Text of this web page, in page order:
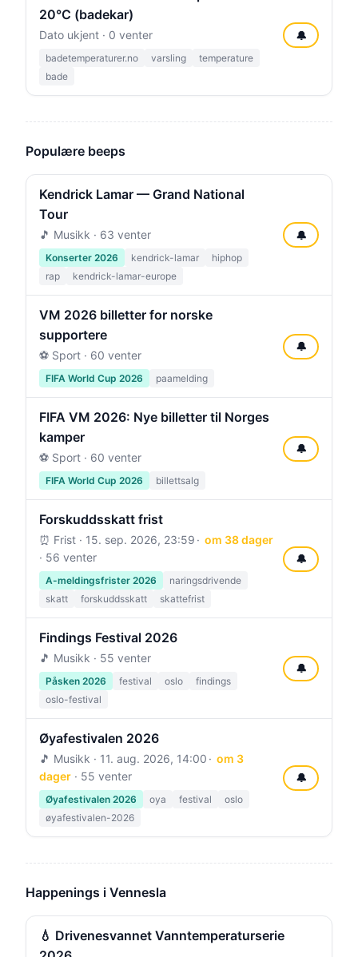
20°C (badekar)
Dato ukjent · 0 venter
badetemperaturer.no varsling
temperature
bade
🔔
Populære beeps
Kendrick Lamar — Grand National
Tour
🎵 Musikk · 63 venter
Konserter 2026 kendrick-lamar
hiphop
rap
kendrick-lamar-europe
🔔
VM 2026 billetter for norske
supportere
⚽ Sport · 60 venter
FIFA World Cup 2026 paamelding
🔔
FIFA VM 2026: Nye billetter til Norges
kamper
⚽ Sport · 60 venter
FIFA World Cup 2026 billettsalg
🔔
Forskuddsskatt frist
⏰ Frist · 15. sep. 2026, 23:59
om 38 dager
· 56 venter
A-meldingsfrister 2026
naringsdrivende
skatt
forskuddsskatt skattefrist
🔔
Findings Festival 2026
🎵 Musikk · 55 venter
Påsken 2026 festival oslo
findings
oslo-festival
🔔
Øyafestivalen 2026
🎵 Musikk · 11. aug. 2026, 14:00
om 3
dager · 55 venter
Øyafestivalen 2026 oya festival
oslo
øyafestivalen-2026
🔔
Happenings i Vennesla
💧 Drivenesvannet Vanntemperaturserie